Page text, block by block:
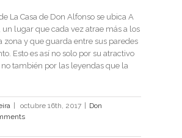
La Casa de Don Alfonso se ubica A
un lugar que cada vez atrae más a los
zona y que guarda entre sus paredes
Esto es así no solo por su atractivo
también por las leyendas que la
octubre 16th, 2017
Don